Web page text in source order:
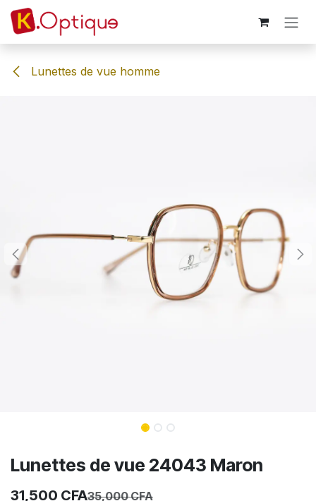
Skip to Content
Lunettes de vue homme
Lunettes de vue 24043 Maron
31,500 CFA35,000CFA